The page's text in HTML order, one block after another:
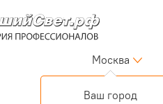
Москва
Ваш город